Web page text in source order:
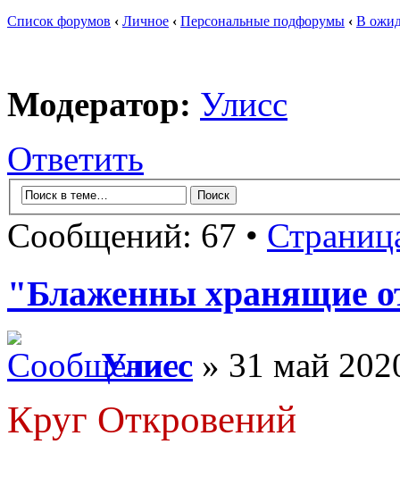
Список форумов ‹ Личное ‹ Персональные подфорумы ‹ В
Модератор: Улисс
Ответить
Сообщений: 67 •
"Блаженны хранящие
Улисс » 31 май
Круг Откровений